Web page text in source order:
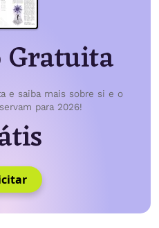
Gratuita
e saiba mais sobre si e o
para 2026!